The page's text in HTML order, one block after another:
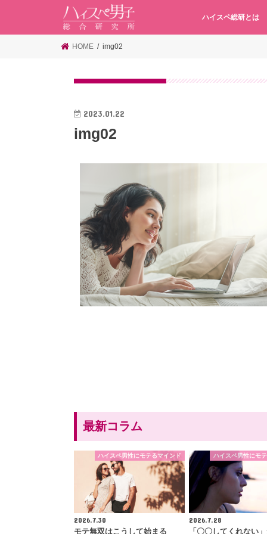
ハイスペ総研とは
HOME img02
2023.01.22
img02
最新コラム
ハイスペ男性にモテるマインド
2026.7.30
モテ無双はこうして始まる
ハイスペ男性にモ
2026.7.28
「〇〇してくれない